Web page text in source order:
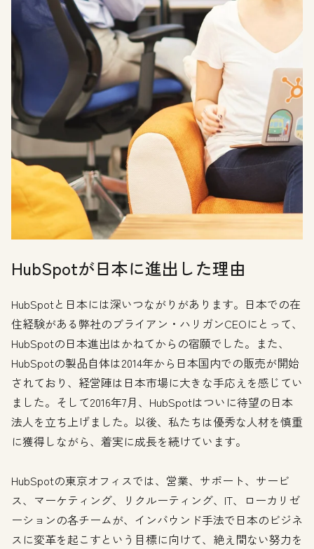
HubSpotが日本に進出した理由
HubSpotと日本には深いつながりがあります。日本での在
住経験がある弊社のブライアン・ハリガンCEOにとって、
HubSpotの日本進出はかねてからの宿願でした。また、
HubSpotの製品自体は2014年から日本国内での販売が開始
されており、経営陣は日本市場に大きな手応えを感じてい
ました。そして2016年7月、HubSpotはついに待望の日本
法人を立ち上げました。以後、私たちは優秀な人材を慎重
に獲得しながら、着実に成長を続けています。
HubSpotの東京オフィスでは、営業、サポート、サービ
ス、マーケティング、リクルーティング、IT、ローカリゼ
ーションの各チームが、インバウンド手法で日本のビジネ
スに変革を起こすという目標に向けて、絶え間ない努力を